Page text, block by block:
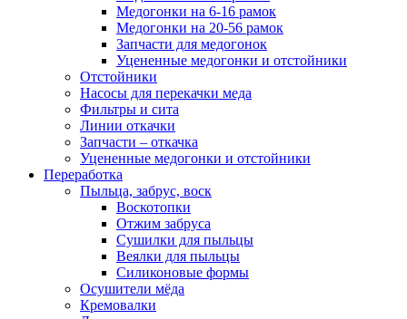
Медогонки на 6-16 рамок
Медогонки на 20-56 рамок
Запчасти для медогонок
Уцененные медогонки и отстойники
Отстойники
Насосы для перекачки меда
Фильтры и сита
Линии откачки
Запчасти – откачка
Уцененные медогонки и отстойники
Переработка
Пыльца, забрус, воск
Воскотопки
Отжим забруса
Сушилки для пыльцы
Веялки для пыльцы
Силиконовые формы
Осушители мёда
Кремовалки